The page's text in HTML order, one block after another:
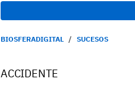
BIOSFERADIGITAL SUCESOS
ACCIDENTE